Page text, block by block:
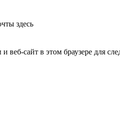
здесь
веб-сайт в этом браузере для